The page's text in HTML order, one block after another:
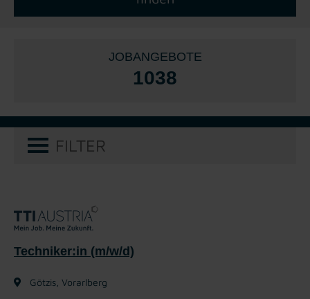
JOBANGEBOTE
1038
FILTER
Techniker:in (m/w/d)
Götzis, Vorarlberg